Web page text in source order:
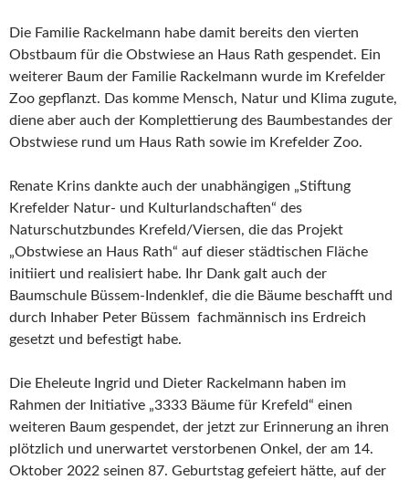
Die Familie Rackelmann habe damit bereits den vierten
Obstbaum für die Obstwiese an Haus Rath gespendet. Ein
weiterer Baum der Familie Rackelmann wurde im Krefelder
Zoo gepflanzt. Das komme Mensch, Natur und Klima zugute,
diene aber auch der Komplettierung des Baumbestandes der
Obstwiese rund um Haus Rath sowie im Krefelder Zoo.
Renate Krins dankte auch der unabhängigen „Stiftung
Krefelder Natur- und Kulturlandschaften“ des
Naturschutzbundes Krefeld/Viersen, die das Projekt
„Obstwiese an Haus Rath“ auf dieser städtischen Fläche
initiiert und realisiert habe. Ihr Dank galt auch der
Baumschule Büssem-Indenklef, die die Bäume beschafft und
durch Inhaber Peter Büssem fachmännisch ins Erdreich
gesetzt und befestigt habe.
Die Eheleute Ingrid und Dieter Rackelmann haben im
Rahmen der Initiative „3333 Bäume für Krefeld“ einen
weiteren Baum gespendet, der jetzt zur Erinnerung an ihren
plötzlich und unerwartet verstorbenen Onkel, der am 14.
Oktober 2022 seinen 87. Geburtstag gefeiert hätte, auf der